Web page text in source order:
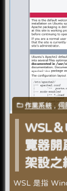
作業系統 , 伺
WSL
覽器開
架設之
WSL 是指